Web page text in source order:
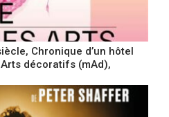
Chronique d’un hôtel
décoratifs (mAd),